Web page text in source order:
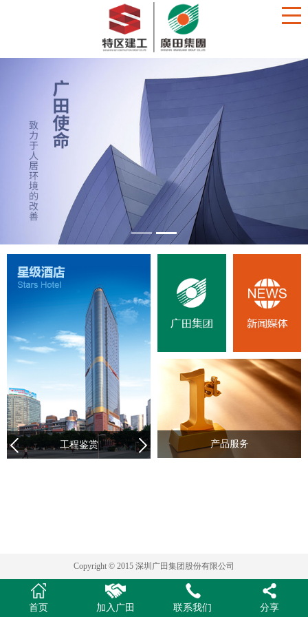
工程鉴赏 产品服务
Copyright © 2015 深圳广田集团股份有限公司
首页 加入广田 联系我们 分享